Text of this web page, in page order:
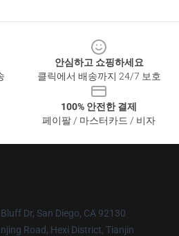
안심하고 쇼핑하세요
클릭에서 배송까지 24/7 보호
100% 안전한 결제
페이팔 / 마스터카드 / 비자
Dr, San Diego, CA 92130
Road, Hexi District, Tianjin